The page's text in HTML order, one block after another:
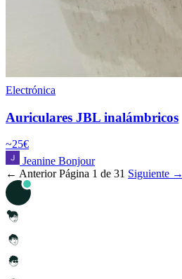
Electrónica
Auriculares JBL inalámbricos
~25€
Jeanine Bonjour
← Anterior Página 1 de 31 Siguiente →